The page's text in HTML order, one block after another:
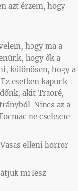
azt érzem, hogy
hogy ma a
hogy ők a
különösen, hogy a
esetben kapunk
akit Traoré,
Nincs az a
ne cselezne
elleni horror
mi lesz.